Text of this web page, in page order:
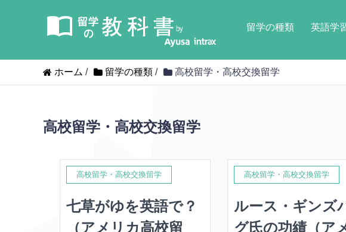
留学の種類 英語学
ホーム / 留学の種類 / 高校留学・高校交換留学
高校留学・高校交換留学
高校留学・高校交換留学
七草がゆを英語で？
（アメリカ高校留
高校留学・高校交換留学
ルース・ギンズ
グ氏の功績（ア